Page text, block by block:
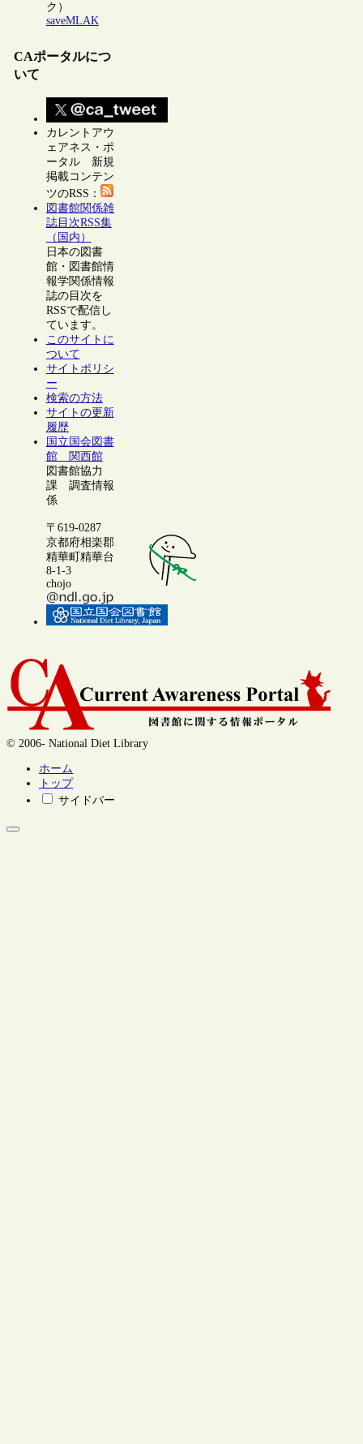
ク）
saveMLAK
CAポータルにつ
いて
カレントアウ
ェアネス・ポ
ータル 新規
掲載コンテン
ツのRSS：
図書館関係雑
誌目次RSS集
（国内）
日本の図書
館・図書館情
報学関係情報
誌の目次を
RSSで配信し
ています。
このサイトに
ついて
サイトポリシ
ー
検索の方法
サイトの更新
履歴
国立国会図書
館 関西館
図書館協力
課 調査情報
係
〒619-0287
京都府相楽郡
精華町精華台
8-1-3
chojo
© 2006- National Diet Library
ホーム
トップ
サイドバー